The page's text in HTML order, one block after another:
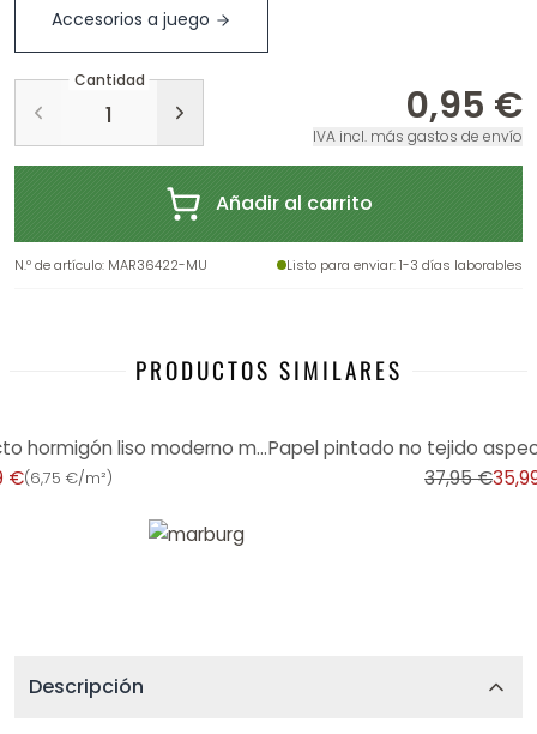
Accesorios a juego
Cantidad
0,95 €
IVA incl. más gastos de envío
Añadir al carrito
N.º de artículo: MAR36422-MU Listo para enviar: 1-3 días laborables
PRODUCTOS SIMILARES
Papel pintado no tejido aspecto hormigón liso moderno mate en gris
€(6,75 €/m²) 37,95 €
Descripción